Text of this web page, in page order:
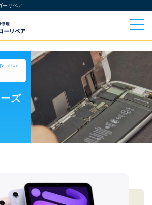
ーリペア
iPad
ズ